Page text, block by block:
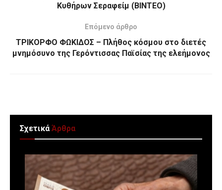
Κυθήρων Σεραφείμ (ΒΙΝΤΕΟ)
Επόμενο άρθρο
ΤΡΙΚΟΡΦΟ ΦΩΚΙΔΟΣ – Πλήθος κόσμου στο διετές
μνημόσυνο της Γερόντισσας Παϊσίας της ελεήμονος
ΣχετικάΆρθρα